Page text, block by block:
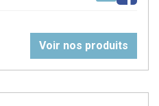
Voir nos produits